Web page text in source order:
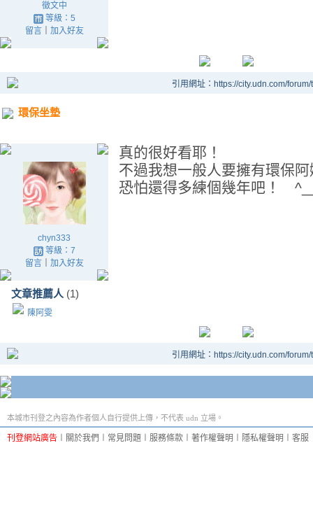
徵文中
等級：5
留言｜ 加入好友
引用網址：https://city.udn.com/
環保坐墊
chyn333
等級：7
留言｜ 加入好友
文章推薦人 (1)
陳阿雯
真的很好看耶！
不過我想一般人要擁有環保
恐怕還得多練個幾年吧！
引用網址：https://city.udn.com/
本城市刊登之內容為作者個人自行提供上傳，不代表 udn 立場。
刊登網站廣告 關於我們 常見問題 服務條款 著作權聲明 隱私權聲明 客服